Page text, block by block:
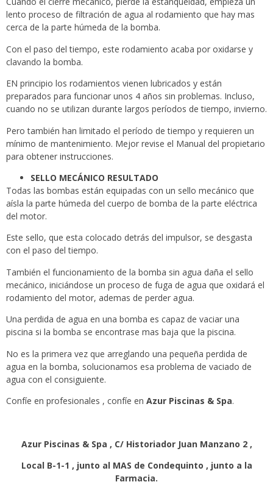
lento proceso de filtración de agua al rodamiento que hay mas
cerca de la parte húmeda de la bomba.
Con el paso del tiempo, este rodamiento acaba por oxidarse y
clavando la bomba.
EN principio los rodamientos vienen lubricados y están
preparados para funcionar unos 4 años sin problemas. Incluso,
cuando no se utilizan durante largos períodos de tiempo, invierno.
Pero también han limitado el período de tiempo y requieren un
mínimo de mantenimiento. Mejor revise el Manual del propietario
para obtener instrucciones.
SELLO MECÁNICO RESULTADO
Todas las bombas están equipadas con un sello mecánico que
aísla la parte húmeda del cuerpo de bomba de la parte eléctrica
del motor.
Este sello, que esta colocado detrás del impulsor, se desgasta
con el paso del tiempo.
También el funcionamiento de la bomba sin agua daña el sello
mecánico, iniciándose un proceso de fuga de agua que oxidará el
rodamiento del motor, ademas de perder agua.
Una perdida de agua en una bomba es capaz de vaciar una
piscina si la bomba se encontrase mas baja que la piscina.
No es la primera vez que arreglando una pequeña perdida de
agua en la bomba, solucionamos esa problema de vaciado de
agua con el consiguiente.
Confíe en profesionales , confíe en Azur Piscinas & Spa.
Azur Piscinas & Spa , C/ Historiador Juan Manzano 2 ,
Local B-1-1 , junto al MAS de Condequinto , junto a la
Farmacia.